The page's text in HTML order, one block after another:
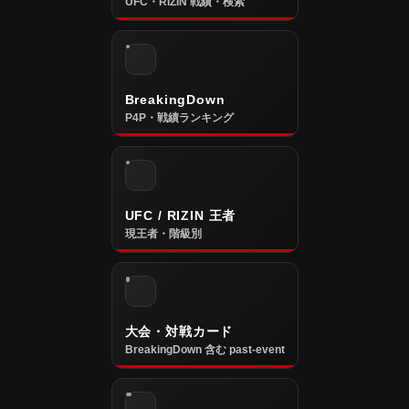
BreakingDown
P4P・戦績ランキング
UFC / RIZIN 王者
現王者・階級別
大会・対戦カード
BreakingDown 含む past-event